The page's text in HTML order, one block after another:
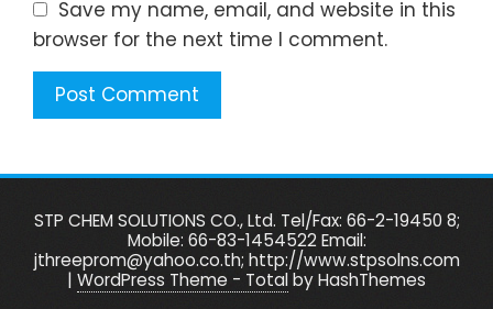
Save my name, email, and website in this
browser for the next time I comment.
STP CHEM SOLUTIONS CO., Ltd. Tel/Fax: 66-2-19450 8;
Mobile: 66-83-1454522 Email:
jthreeprom@yahoo.co.th; http://www.stpsolns.com
| WordPress Theme - Totalby HashThemes